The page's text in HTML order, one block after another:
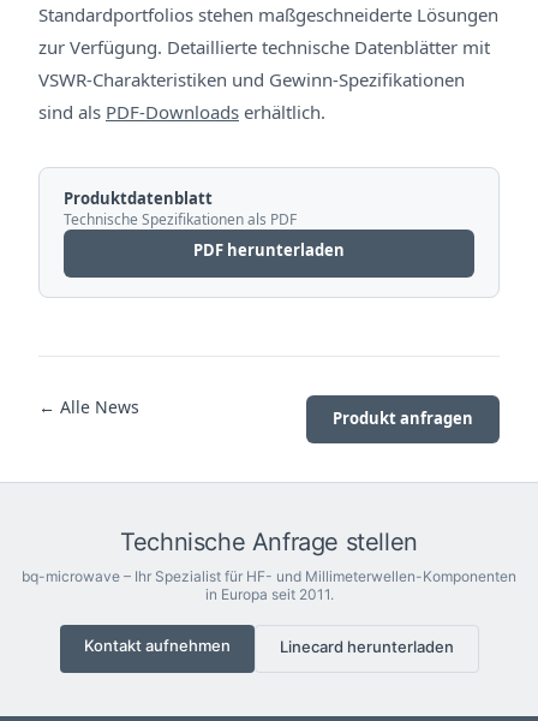
Standardportfolios stehen maßgeschneiderte Lösungen
zur Verfügung. Detaillierte technische Datenblätter mit
VSWR-Charakteristiken und Gewinn-Spezifikationen
sind als PDF-Downloads erhältlich.
Produktdatenblatt
Technische Spezifikationen als PDF
PDF herunterladen
← Alle News Produkt anfragen
Technische Anfrage stellen
bq-microwave – Ihr Spezialist für HF- und Millimeterwellen-Komponenten
in Europa seit 2011.
Kontakt aufnehmen Linecard herunterladen